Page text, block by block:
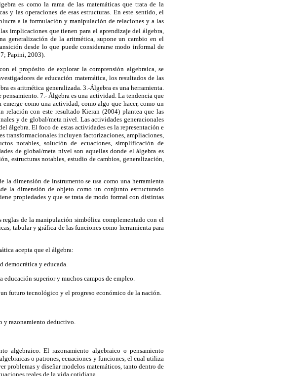
es como la rama de las matemáticas que trata de la
y las operaciones de esas estructuras. En este sentido, el
a la formulación y manipulación de relaciones y a las
implicaciones que tienen para el aprendizaje del álgebra,
generalización de la aritmética, supone un cambio en el
desde lo que puede considerarse modo informal de
Papini, 2003).
el propósito de explorar la comprensión algebraica, se
de educación matemática, los resultados de las
es aritmética generalizada. 3.-Álgebra es una herramienta.
7.- Álgebra es una actividad. La tendencia que
como una actividad, como algo que hacer, como un
relación con este resultado Kieran (2004) plantea que las
y de global/meta nivel. Las actividades generacionales
álgebra. El foco de estas actividades es la representación e
transformacionales incluyen factorizaciones, ampliaciones,
notables, solución de ecuaciones, simplificación de
de global/meta nivel son aquellas donde el álgebra es
estructuras notables, estudio de cambios, generalización,
la dimensión de instrumento se usa como una herramienta
la dimensión de objeto como un conjunto estructurado
propiedades y que se trata de modo formal con distintas
de la manipulación simbólica complementado con el
tabular y gráfica de las funciones como herramienta para
acepta que el álgebra:
democrática y educada.
educación superior y muchos campos de empleo.
futuro tecnológico y el progreso económico de la nación.
y razonamiento deductivo.
algebraico. El razonamiento algebraico o pensamiento
o patrones, ecuaciones y funciones, el cual utiliza
problemas y diseñar modelos matemáticos, tanto dentro de
reales de la vida cotidiana.